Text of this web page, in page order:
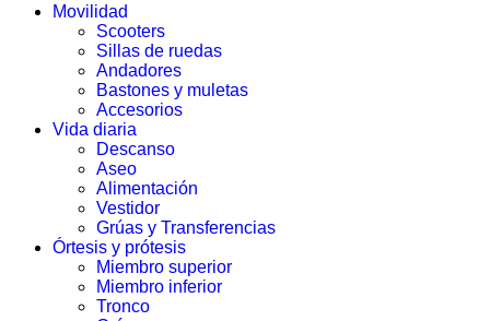
Movilidad
Scooters
Sillas de ruedas
Andadores
Bastones y muletas
Accesorios
Vida diaria
Descanso
Aseo
Alimentación
Vestidor
Grúas y Transferencias
Órtesis y prótesis
Miembro superior
Miembro inferior
Tronco